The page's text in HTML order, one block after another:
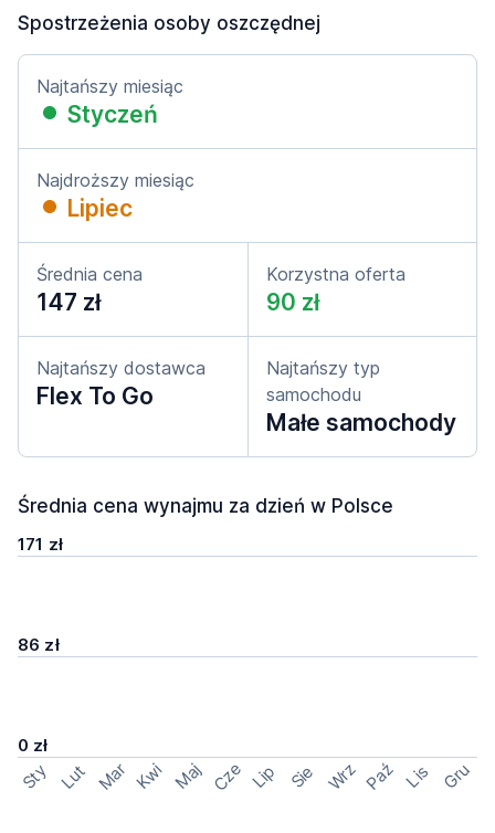
Spostrzeżenia osoby oszczędnej
Najtańszy miesiąc
Styczeń
Najdroższy miesiąc
Lipiec
Średnia cena
147 zł
Korzystna oferta
90 zł
Najtańszy dostawca
Flex To Go
Najtańszy typ
samochodu
Małe samochody
Średnia cena wynajmu za dzień w Polsce
171 zł
86 zł
0 zł
Sty Lut Mar Kwi Maj Cze Lip Sie Wrz Paź Lis Gru